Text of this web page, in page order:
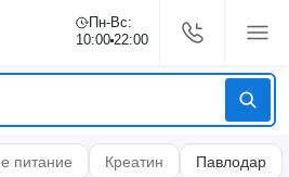
Пн-Вс:
10:00 22:00
питание Креатин Павлодар